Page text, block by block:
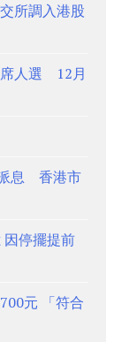
所調入港股
席人選 12月
息 香港市
因停擺提前
元 「符合